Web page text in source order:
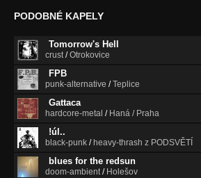
PODOBNÉ KAPELY
Tomorrow's Hell
crust/Otrokovice
FPB
punk-alternative /Teplice
Gattaca
hardcore-metal / Haná / Praha
!úl..
black-punk / heavy-thrash z PODSVĚTÍ
blues for the redsun
doom-ambient/ Holešov